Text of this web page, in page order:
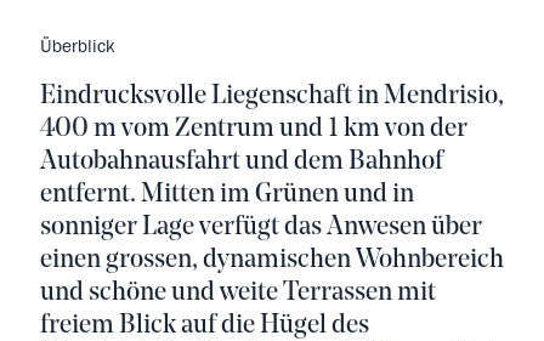
Überblick
Eindrucksvolle Liegenschaft in Mendrisio,
400 m vom Zentrum und 1 km von der
Autobahnausfahrt und dem Bahnhof
entfernt. Mitten im Grünen und in
sonniger Lage verfügt das Anwesen über
einen grossen, dynamischen Wohnbereich
und schöne und weite Terrassen mit
freiem Blick auf die Hügel des